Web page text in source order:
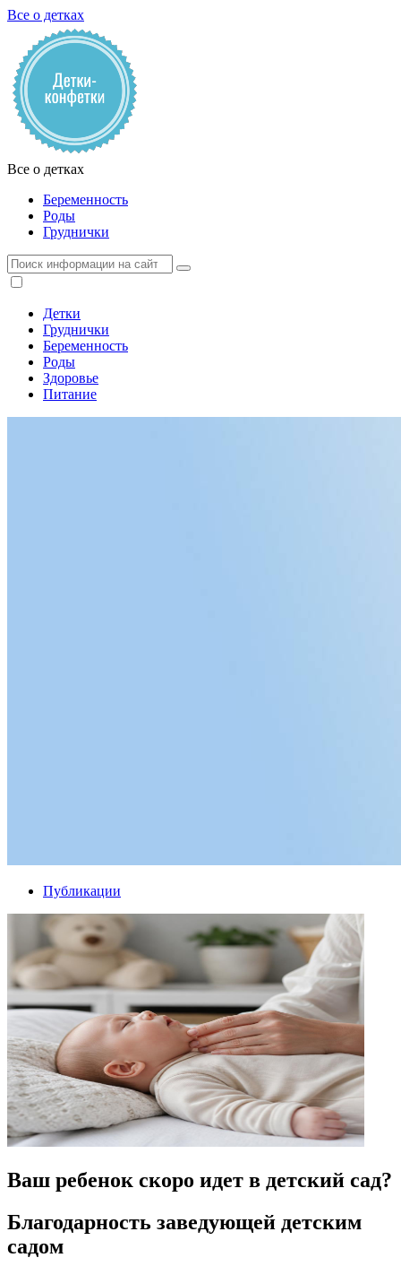
Все о детках
Все о детках
Беременность
Роды
Груднички
Детки
Груднички
Беременность
Роды
Здоровье
Питание
Публикации
Ваш ребенок скоро идет в детский сад?
Благодарность заведующей детским
садом